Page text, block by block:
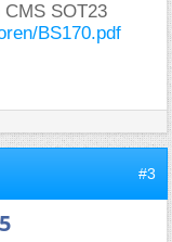
SOT23
BS170.pdf
#3